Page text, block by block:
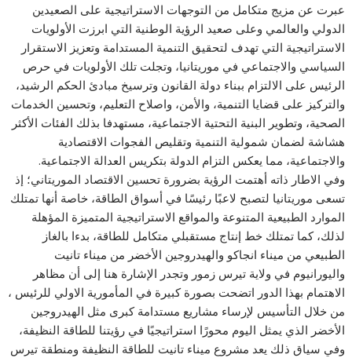
عبرت عن مزيج متكامل من التوجهات الاستراتيجية على الصعيدين
الدولي والعالمي وعلى صعيد الرؤية الوطنية التي ابرزت الأولويات
الاستراتيجية التي تهدف لتحقيق التنمية المستدامة وتعزيز الاستقرار
السياسي والاجتماعي في موريتانيا، وتجلت تلك الأولويات في حرص
الرئيس على الالتزام ببناء دولة القانون وترسيخ مبادئ الحكم الرشيد،
والتركيز على قضايا التنمية، والأمن، واصلاح التعليم، وتحسين الخدمات
الصحية، وتطوير البنية التحتية الاجتماعية، مستهدفا بذلك الفئات الأكثر
هشاشة لضمان شمولية التنمية وتقليص الفجوات الاقتصادية
والاجتماعية، مما يعكس التزام الدولة بتكريس العدالة الاجتماعية.
وفي الاطار ذاته أهتمت الرؤية بضرورة تحسين الاقتصاد الموريتاني؛ إذ
تسعى موريتانيا لتصبح لاعبًا رئيسًا في أسواق الطاقة، خاصة أنها تمتلك
الموارد الطبيعية المتنوعة والمواقع الاستراتيجية المتميزة المؤهلة
لذلك، كما تمتلك خط إنتاج مستقبلي متكامل للطاقة، بدءا بالغاز
الطبيعي من ميناء انجاكو والهيدروجين الأخضر من ميناء تانيت
واليورانيوم في ولاية تيرس زمور وتجدر الإشارة هنا إلى أن مظاهر
الاهتمام بهذا الدور اتضحت بصورة كبيرة في المأمورية الاولي للرئيس ،
من خلال التأسيس لإرساء مشاريع مستدامة كبرى مثل الهيدروجين
الأخضر الذي يمثل اليوم محورًا استراتيجيًا في رؤيتنا للطاقة النظيفة،
وفي سياق ذلك يعد مشروع ميناء تانيت للطاقة النظيفة ومنطقة تيرس